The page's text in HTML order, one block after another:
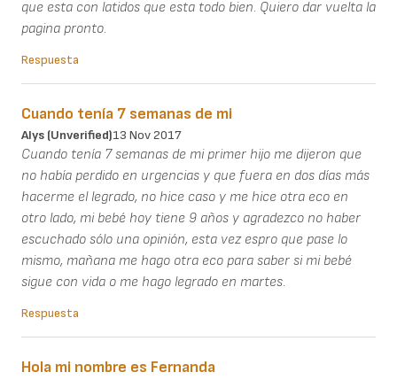
que esta con latidos que esta todo bien. Quiero dar vuelta la
pagina pronto.
Respuesta
Cuando tenía 7 semanas de mi
Alys (unverified)13 Nov 2017
Cuando tenía 7 semanas de mi primer hijo me dijeron que
no había perdido en urgencias y que fuera en dos días más
hacerme el legrado, no hice caso y me hice otra eco en
otro lado, mi bebé hoy tiene 9 años y agradezco no haber
escuchado sólo una opinión, esta vez espro que pase lo
mismo, mañana me hago otra eco para saber si mi bebé
sigue con vida o me hago legrado en martes.
Respuesta
Hola mi nombre es Fernanda